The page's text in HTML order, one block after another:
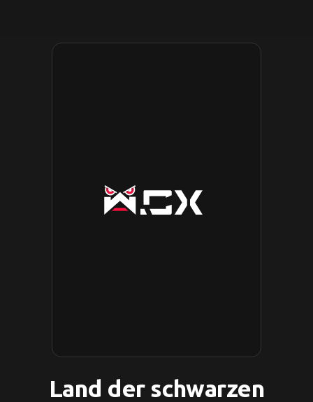
Land der schwarzen